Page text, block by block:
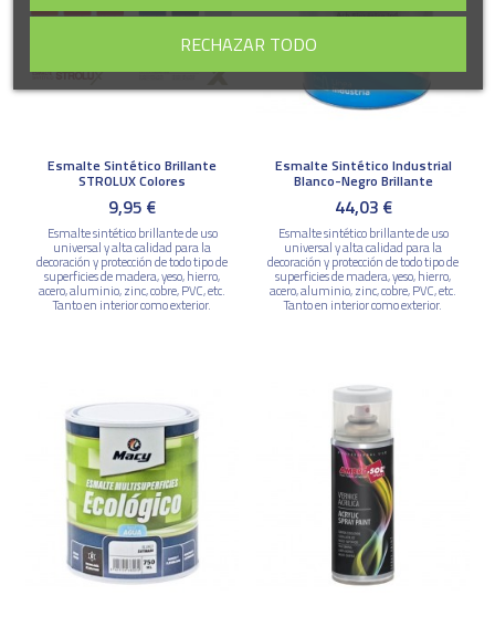
Esmalte Sintético Brillante
STROLUX Colores
9,95 €
Esmalte sintético brillante de uso
universal y alta calidad para la
decoración y protección de todo tipo de
superficies de madera, yeso, hierro,
acero, aluminio, zinc, cobre, PVC, etc.
Tanto en interior como exterior.
Esmalte Sintético Industrial
Blanco-Negro Brillante
44,03 €
Esmalte sintético brillante de uso
universal y alta calidad para la
decoración y protección de todo tipo de
superficies de madera, yeso, hierro,
acero, aluminio, zinc, cobre, PVC, etc.
Tanto en interior como exterior.
RECHAZAR TODO